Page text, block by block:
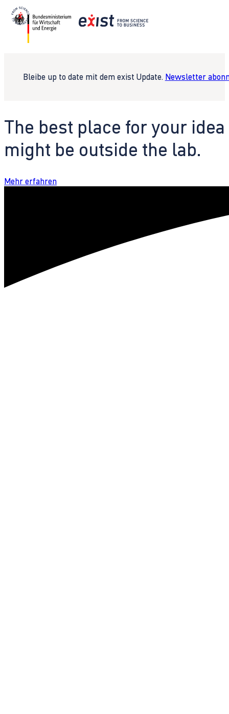
Bleibe up to date mit dem exist Update. Newsletter
The best place for your idea
might be outside the lab.
Mehr erfahren